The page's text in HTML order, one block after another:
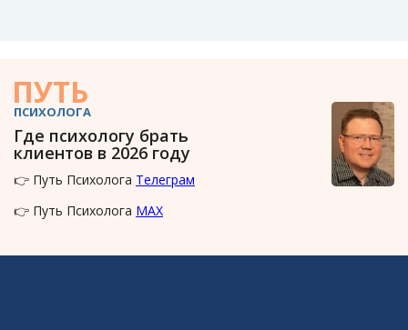
ПУТЬ
ПСИХОЛОГА
Где психологу брать
клиентов в 2026 году
👉 Путь Психолога Телеграм
👉 Путь Психолога MAX